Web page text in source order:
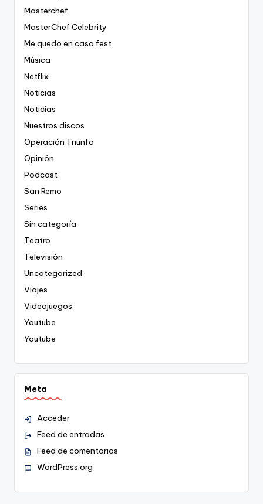
Masterchef
MasterChef Celebrity
Me quedo en casa fest
Música
Netflix
Noticias
Noticias
Nuestros discos
Operación Triunfo
Opinión
Podcast
San Remo
Series
Sin categoría
Teatro
Televisión
Uncategorized
Viajes
Videojuegos
Youtube
Youtube
Meta
Acceder
Feed de entradas
Feed de comentarios
WordPress.org